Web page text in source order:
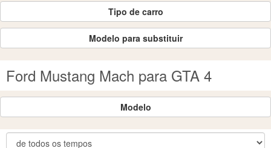
Tipo de carro
Modelo para substituir
Ford Mustang Mach para GTA 4
Modelo